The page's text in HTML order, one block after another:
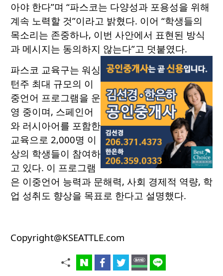
아야 한다”며 “파스코는 다양성과 포용성을 위해
계속 노력할 것”이라고 밝혔다. 이어 “학생들의
목소리는 존중하나, 이번 사안에서 표현된 방식
과 메시지는 동의하지 않는다”고 덧붙였다.
파스코 교육구는 워싱
턴주 최대 규모의 이
중언어 프로그램을 운
영 중이며, 스페인어
와 러시아어를 포함한
교육으로 2,000명 이
상의 학생들이 참여하
고 있다. 이 프로그램
은 이중언어 능력과 문해력, 사회 경제적 역량, 학
업 성취도 향상을 목표로 한다고 설명했다.
Copyright@KSEATTLE.com